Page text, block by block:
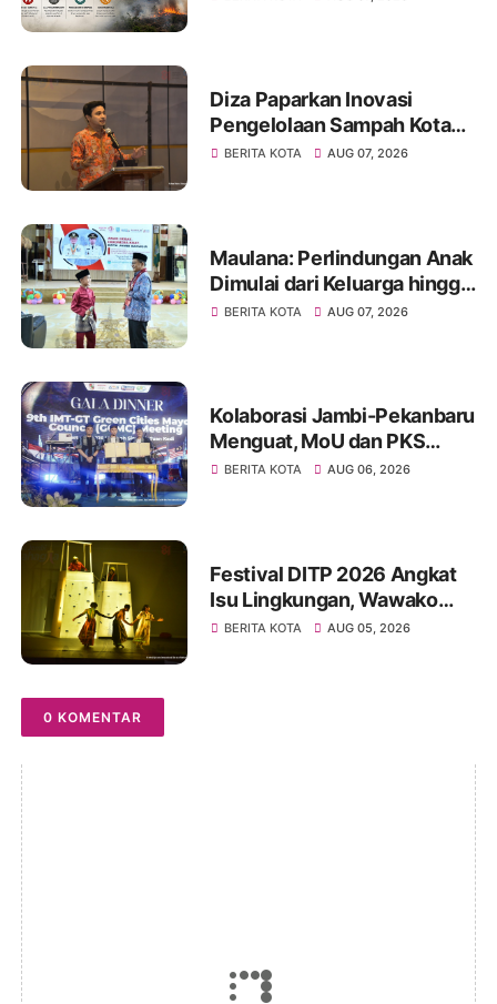
Diza Paparkan Inovasi
Pengelolaan Sampah Kota
Jambi di Forum UCLG
BERITA KOTA AUG 07, 2026
Maulana: Perlindungan Anak
Dimulai dari Keluarga hingga
Ruang Publik yang Ramah
BERITA KOTA AUG 07, 2026
Kolaborasi Jambi-Pekanbaru
Menguat, MoU dan PKS
Ditandatangani pada Gala
BERITA KOTA AUG 06, 2026
Festival DITP 2026 Angkat
Isu Lingkungan, Wawako
Diza Apresiasi Karya
BERITA KOTA AUG 05, 2026
0 KOMENTAR